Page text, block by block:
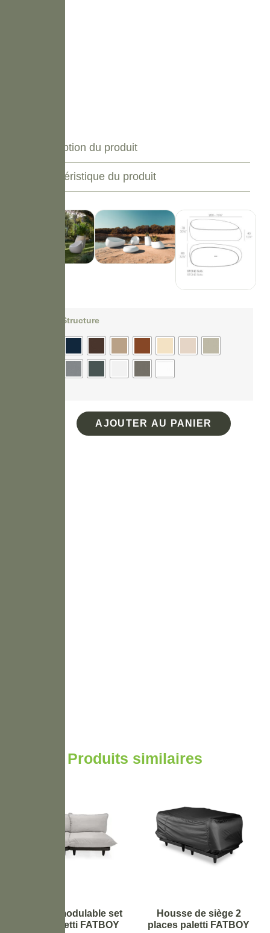
Description du produit
Caractéristique du produit
Couleur Structure
AJOUTER AU PANIER
Produits similaires
Canapé modulable set
small paletti FATBOY
Housse de siège 2
places paletti FATBOY